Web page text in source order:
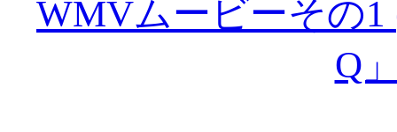
WMVムービーその
Q